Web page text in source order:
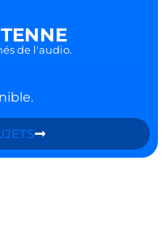
de l'audio.